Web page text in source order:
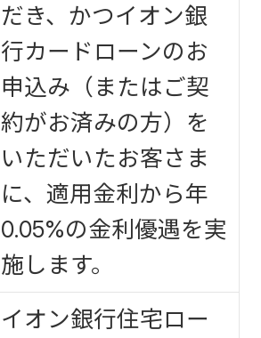
だき、かつイオン銀
行カードローンのお
申込み（またはご契
約がお済みの方）を
いただいたお客さま
に、適用金利から年
0.05%の金利優遇を実
施します。
イオン銀行住宅ロー